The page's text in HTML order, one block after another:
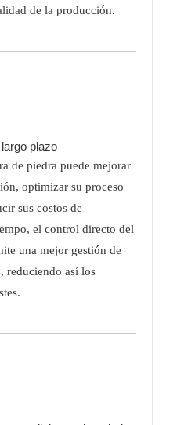
de la producción.
plazo
de piedra puede mejorar
optimizar su proceso
sus costos de
el control directo del
una mejor gestión de
reduciendo así los